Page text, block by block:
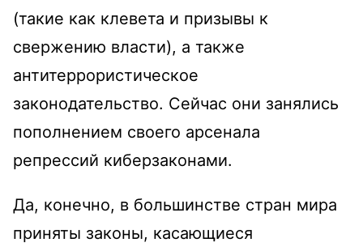
(такие как клевета и призывы к
свержению власти), а также
антитеррористическое
законодательство. Сейчас они занялись
пополнением своего арсенала
репрессий киберзаконами.
Да, конечно, в большинстве стран мира
приняты законы, касающиеся